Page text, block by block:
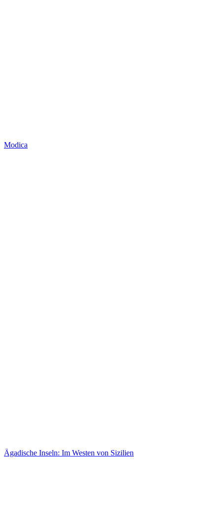
Modica
Ägadische Inseln: Im Westen von Sizilien